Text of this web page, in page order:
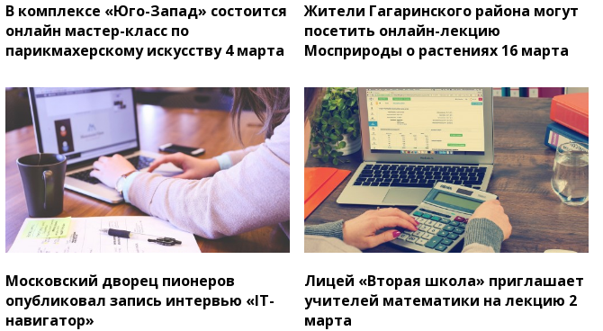
В комплексе «Юго-Запад» состоится
онлайн мастер-класс по
парикмахерскому искусству 4 марта
Жители Гагаринского района могут
посетить онлайн-лекцию
Мосприроды о растениях 16 марта
Московский дворец пионеров
опубликовал запись интервью «IT-
навигатор»
Лицей «Вторая школа» приглашает
учителей математики на лекцию 2
марта